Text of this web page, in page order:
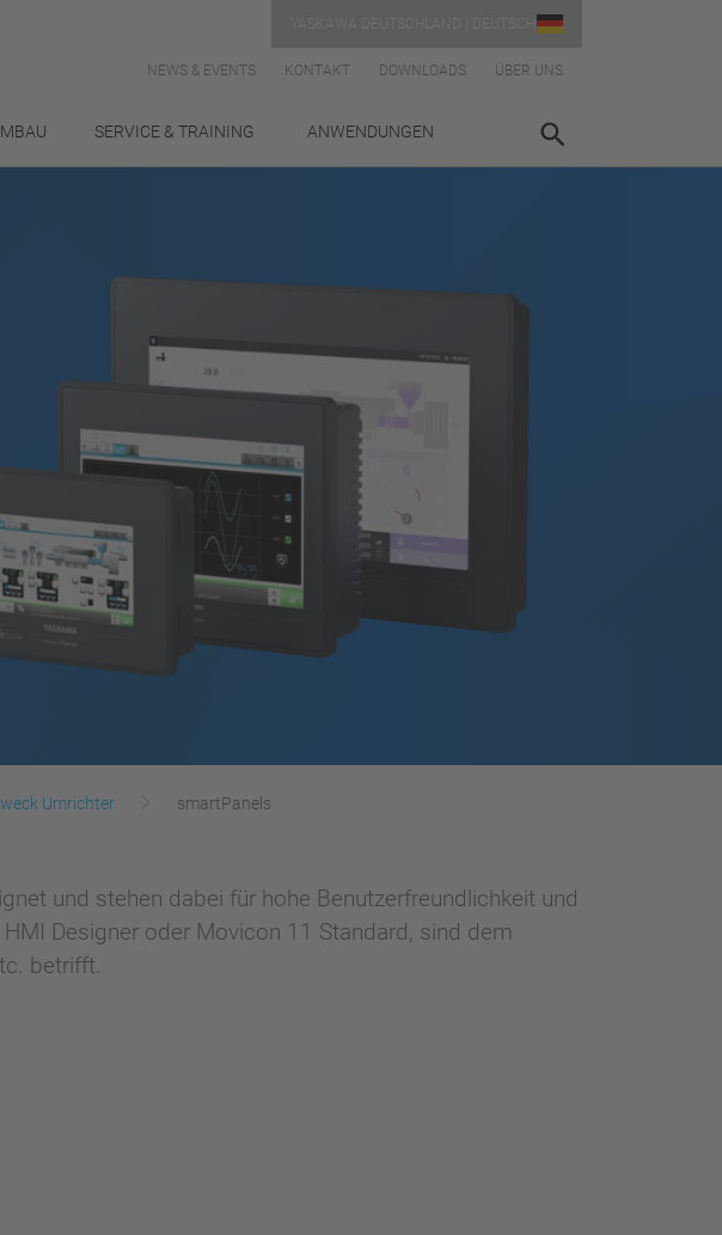
NEWS & EVENTS KONTAKT DOWNLOADS ÜBER UNS
SERVICE & TRAINING ANWENDUNGEN
Umrichter smartPanels
und stehen dabei für hohe Benutzerfreundlichkeit und
Designer oder Movicon 11 Standard, sind dem
betrifft.